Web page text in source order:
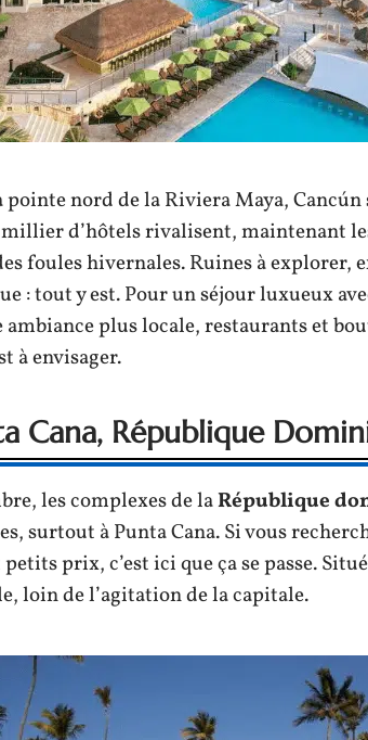
pointe nord de la Riviera Maya, Cancún
millier d’hôtels rivalisent, maintenant
foules hivernales. Ruines à explorer,
: tout y est. Pour un séjour luxueux
ambiance plus locale, restaurants et
à envisager.
Cana, République
les complexes de laRépublique
surtout à Punta Cana. Si vous
prix, c’est ici que ça se passe.
loin de l’agitation de la capitale.